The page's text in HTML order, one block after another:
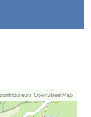
OpenStreetMap